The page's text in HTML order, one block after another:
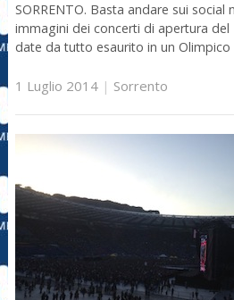
SORRENTO. Basta andare sui
immagini dei concerti di apertura del
date da tutto esaurito in un
1 Luglio 2014| Sorrento